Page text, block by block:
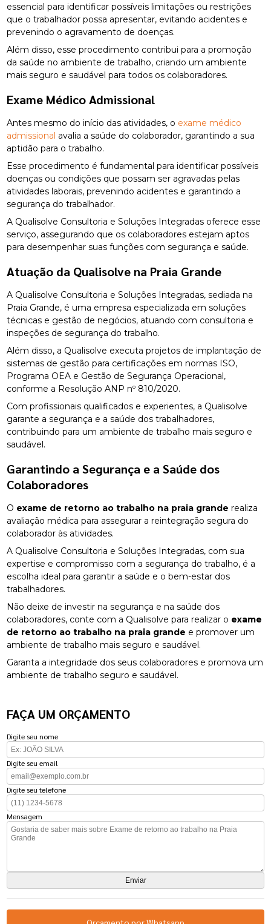
essencial para identificar possíveis limitações ou restrições
que o trabalhador possa apresentar, evitando acidentes e
prevenindo o agravamento de doenças.
Além disso, esse procedimento contribui para a promoção
da saúde no ambiente de trabalho, criando um ambiente
mais seguro e saudável para todos os colaboradores.
Exame Médico Admissional
Antes mesmo do início das atividades, o exame médico
admissional avalia a saúde do colaborador, garantindo a sua
aptidão para o trabalho.
Esse procedimento é fundamental para identificar possíveis
doenças ou condições que possam ser agravadas pelas
atividades laborais, prevenindo acidentes e garantindo a
segurança do trabalhador.
A Qualisolve Consultoria e Soluções Integradas oferece esse
serviço, assegurando que os colaboradores estejam aptos
para desempenhar suas funções com segurança e saúde.
Atuação da Qualisolve na Praia Grande
A Qualisolve Consultoria e Soluções Integradas, sediada na
Praia Grande, é uma empresa especializada em soluções
técnicas e gestão de negócios, atuando com consultoria e
inspeções de segurança do trabalho.
Além disso, a Qualisolve executa projetos de implantação de
sistemas de gestão para certificações em normas ISO,
Programa OEA e Gestão de Segurança Operacional,
conforme a Resolução ANP nº 810/2020.
Com profissionais qualificados e experientes, a Qualisolve
garante a segurança e a saúde dos trabalhadores,
contribuindo para um ambiente de trabalho mais seguro e
saudável.
Garantindo a Segurança e a Saúde dos
Colaboradores
O exame de retorno ao trabalho na praia grande realiza
avaliação médica para assegurar a reintegração segura do
colaborador às atividades.
A Qualisolve Consultoria e Soluções Integradas, com sua
expertise e compromisso com a segurança do trabalho, é a
escolha ideal para garantir a saúde e o bem-estar dos
trabalhadores.
Não deixe de investir na segurança e na saúde dos
colaboradores, conte com a Qualisolve para realizar o exame
de retorno ao trabalho na praia grande e promover um
ambiente de trabalho mais seguro e saudável.
Garanta a integridade dos seus colaboradores e promova um
ambiente de trabalho seguro e saudável.
FAÇA UM ORÇAMENTO
Digite seu nome
Digite seu email
Digite seu telefone
Mensagem